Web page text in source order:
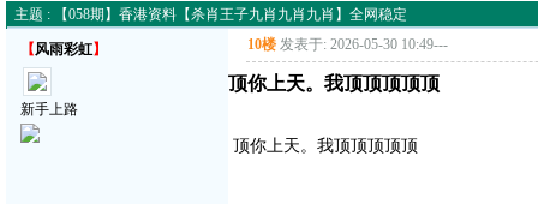
主题 : 【058期】香港资料【杀肖王子九肖九肖九肖】全网稳定
【风雨彩虹】
新手上路
10楼 发表于: 2026-05-30 10:49---
顶你上天。我顶顶顶顶顶
顶你上天。我顶顶顶顶顶